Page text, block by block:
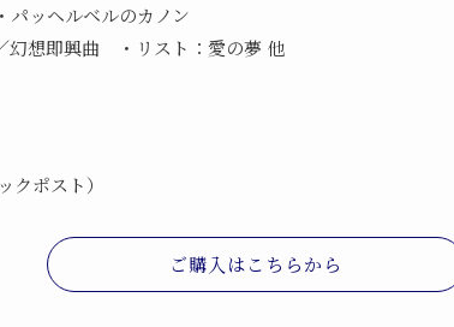
ッヘルベルのカノン
幻想即興曲 ・リスト：愛の夢 他
クポスト）
ご購入はこちらから